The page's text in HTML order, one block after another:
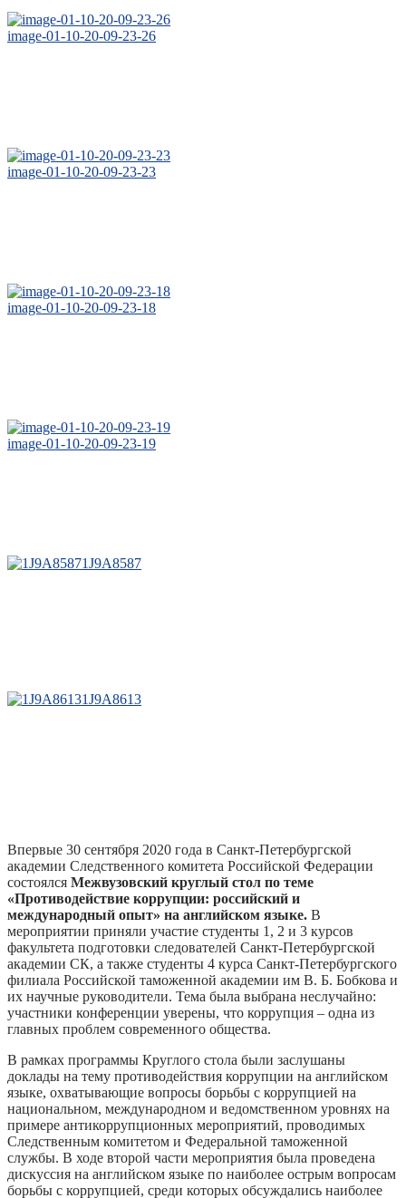
image-01-10-20-09-23-26
image-01-10-20-09-23-23
image-01-10-20-09-23-18
image-01-10-20-09-23-19
1J9A8587
1J9A8613
Впервые 30 сентября 2020 года в Санкт-Петербургской
академии Следственного комитета Российской Федерации
состоялся Межвузовский круглый стол по теме
«Противодействие коррупции: российский и
международный опыт» на английском языке. В
мероприятии приняли участие студенты 1, 2 и 3 курсов
факультета подготовки следователей Санкт-Петербургской
академии СК, а также студенты 4 курса Санкт-Петербургского
филиала Российской таможенной академии им В. Б. Бобкова и
их научные руководители. Тема была выбрана неслучайно:
участники конференции уверены, что коррупция – одна из
главных проблем современного общества.
В рамках программы Круглого стола были заслушаны
доклады на тему противодействия коррупции на английском
языке, охватывающие вопросы борьбы с коррупцией на
национальном, международном и ведомственном уровнях на
примере антикоррупционных мероприятий, проводимых
Следственным комитетом и Федеральной таможенной
службы. В ходе второй части мероприятия была проведена
дискуссия на английском языке по наиболее острым вопросам
борьбы с коррупцией, среди которых обсуждались наиболее